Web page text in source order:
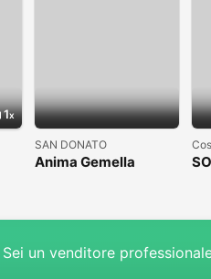
1
SAN DONATO
Anima Gemella
Sei un venditore